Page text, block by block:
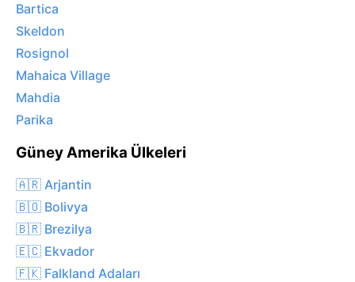
Bartica
Skeldon
Rosignol
Mahaica Village
Mahdia
Parika
Güney Amerika Ülkeleri
🇦🇷 Arjantin
🇧🇴 Bolivya
🇧🇷 Brezilya
🇪🇨 Ekvador
🇫🇰 Falkland Adaları